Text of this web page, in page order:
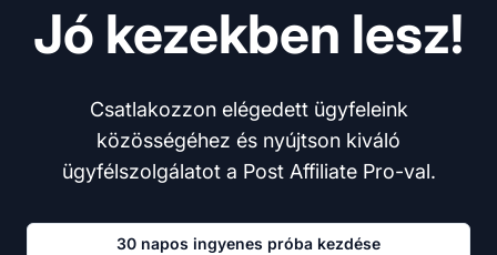
Jó kezekben lesz!
Csatlakozzon elégedett ügyfeleink
közösségéhez és nyújtson kiváló
ügyfélszolgálatot a Post Affiliate Pro-val.
30 napos ingyenes próba kezdése